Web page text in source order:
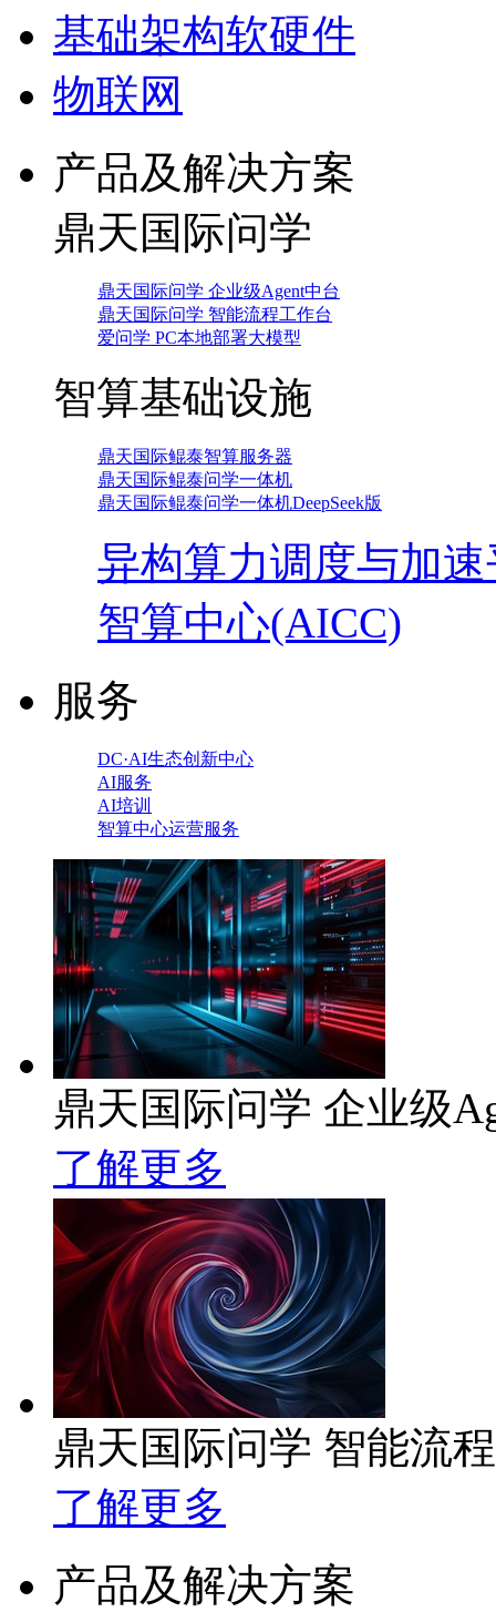
基础架构软硬件
物联网
产品及解决方案
鼎天国际问学
鼎天国际问学 企业级Agent中台
鼎天国际问学 智能流程工作台
爱问学 PC本地部署大模型
智算基础设施
鼎天国际鲲泰智算服务器
鼎天国际鲲泰问学一体机
鼎天国际鲲泰问学一体机DeepSeek版
异构算力调度与加
智算中心(AICC)
服务
DC·AI生态创新中心
AI服务
AI培训
智算中心运营服务
鼎天国际问学 企业级
了解更多
鼎天国际问学 智能流
了解更多
产品及解决方案